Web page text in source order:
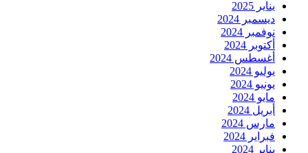
يناير 2025
ديسمبر 2024
نوفمبر 2024
أكتوبر 2024
أغسطس 2024
يوليو 2024
يونيو 2024
مايو 2024
أبريل 2024
مارس 2024
فبراير 2024
يناير 2024